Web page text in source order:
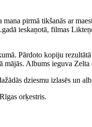
pirmā tikšanās ar
ieskaņotā, filmas
Pārdoto kopiju
mājās. Albums ieguva Zelta
dziesmu izlasēs un
orķestris.